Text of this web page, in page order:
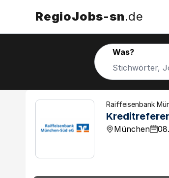
RegioJobs-sn.de
Was?
Raiffeisenbank
München